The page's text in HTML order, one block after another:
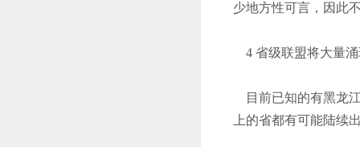
少地方性可言，因此
4 省级联盟将大量
目前已知的有黑龙
上的省都有可能陆续